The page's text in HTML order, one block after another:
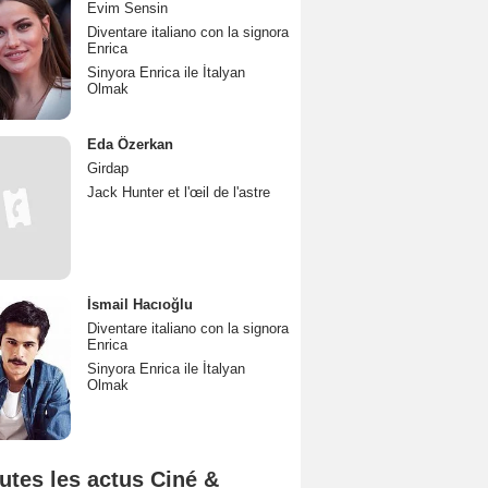
Evim Sensin
Diventare italiano con la signora
Enrica
Sinyora Enrica ile İtalyan
Olmak
Eda Özerkan
Girdap
Jack Hunter et l'œil de l'astre
İsmail Hacıoğlu
Diventare italiano con la signora
Enrica
Sinyora Enrica ile İtalyan
Olmak
les actus Ciné &